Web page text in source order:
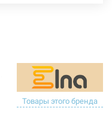
Товары этого бренда